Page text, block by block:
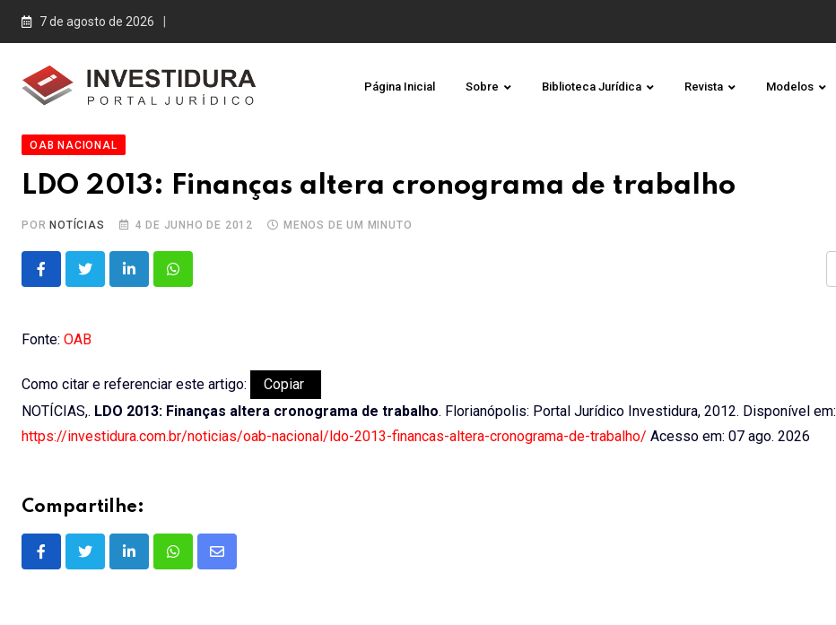
Skip
7 de agosto de 2026
Página Inicial Sobre Biblioteca Jurídica Revista Modelos
OAB NACIONAL
LDO 2013: Finanças altera cronograma de trabalho
PORNOTÍCIAS 4 DE JUNHO DE 2012 MENOS DE UM MINUTO
LinkedInWhatsapp
Fonte: OAB
Como citar e referenciar este artigo:
Copiar
NOTÍCIAS,. LDO 2013: Finanças altera cronograma de trabalho. Florianópolis: Portal Jurídico Investidura, 2012. Disponível em:
https://investidura.com.br/noticias/oab-nacional/ldo-2013-financas-altera-cronograma-de-trabalho/ Acesso em: 07 ago. 2026
Compartilhe:
LinkedInWhatsappShare